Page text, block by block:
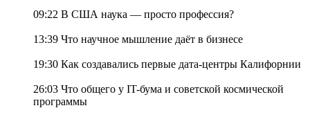
09:22 В США наука — просто профессия?
13:39 Что научное мышление даёт в бизнесе
19:30 Как создавались первые дата-центры Калифорнии
26:03 Что общего у IT-бума и советской космической
программы